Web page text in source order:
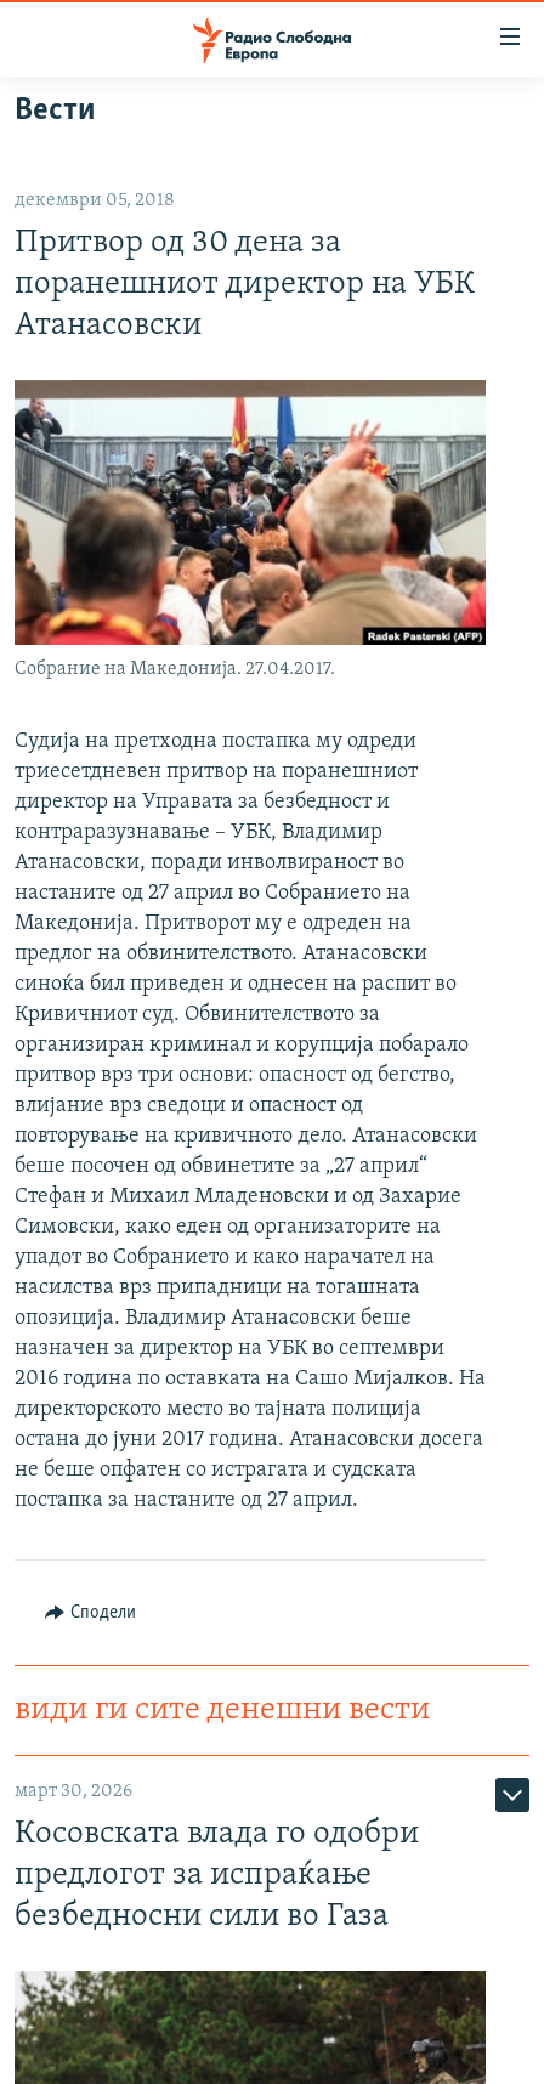
Оди
на
главната
навигација
Премини
на
ВИЗУЕЛНО
ВЕСТИ
ШТО ТРЕБА ДА ЗНАЕТЕ
ПОДКАСТ ЗОШТО?
СЛЕДЕТЕ НЕ
РСЕ веб страници
Вести
декември 05, 2018
Притвор од 30 дена за
поранешниот директор на УБК
Атанасовски
Собрание на Македонија. 27.04.2017.
Судија на претходна постапка му одреди
триесетдневен притвор на поранешниот
директор на Управата за безбедност и
контраразузнавање – УБК, Владимир
Атанасовски, поради инволвираност во
настаните од 27 април во Собранието на
Македонија. Притворот му е одреден на
предлог на обвинителството. Атанасовски
синоќа бил приведен и однесен на распит во
Кривичниот суд. Обвинителството за
организиран криминал и корупција побарало
притвор врз три основи: опасност од бегство,
влијание врз сведоци и опасност од
повторување на кривичното дело. Атанасовски
беше посочен од обвинетите за „27 април“
Стефан и Михаил Младеновски и од Захарие
Симовски, како еден од организаторите на
упадот во Собранието и како нарачател на
насилства врз припадници на тогашната
опозиција. Владимир Атанасовски беше
назначен за директор на УБК во септември
2016 година по оставката на Сашо Мијалков. На
директорското место во тајната полиција
остана до јуни 2017 година. Атанасовски досега
не беше опфатен со истрагата и судската
постапка за настаните од 27 април.
Сподели
види ги сите денешни вести
март 30, 2026
Косовската влада го одобри
предлогот за испраќање
безбедносни сили во Газа